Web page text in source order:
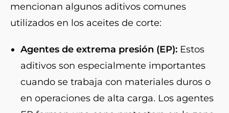
mencionan algunos aditivos comunes
utilizados en los aceites de corte:
Agentes de extrema presión (EP): Estos
aditivos son especialmente importantes
cuando se trabaja con materiales duros o
en operaciones de alta carga. Los agentes